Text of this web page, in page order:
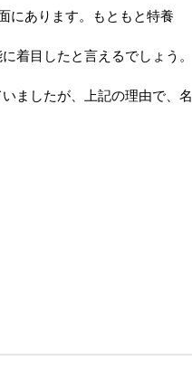
にあります。もともと特養
着目したと言えるでしょう。
ましたが、上記の理由で、名